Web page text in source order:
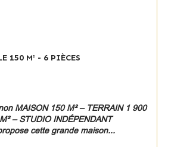
150 M² - 6 PIÈCES
MAISON 150 M² – TERRAIN 1 900
– STUDIO INDÉPENDANT
cette grande maison...